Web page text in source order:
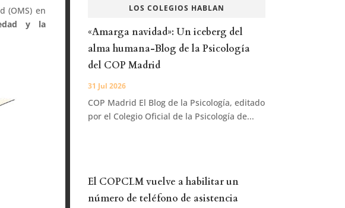
(OMS) en
y la
LOS COLEGIOS HABLAN
«Amarga navidad»: Un iceberg del
alma humana-Blog de la Psicología
del COP Madrid
31 Jul 2026
COP Madrid El Blog de la Psicología, editado
por el Colegio Oficial de la Psicología de...
El COPCLM vuelve a habilitar un
número de teléfono de asistencia